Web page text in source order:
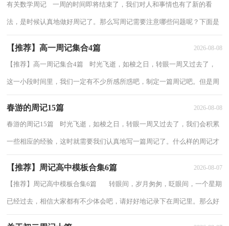
有关数学周记 一周的时间即将结束了，我们对人和事情也有了新的看
法，是时候认真地做好周记了。那么写周记需要注意哪些问题呢？下面是
【推荐】高一周记集合4篇 2026-08-08
【推荐】高一周记集合4篇 时光飞逝，如梭之日，转眼一周又过去了，
这一小段时间里，我们一定有不少所感所惑吧，制定一篇周记吧。但是周
春游的周记15篇 2026-08-08
春游的周记15篇 时光飞逝，如梭之日，转眼一周又过去了，我们会积累
一些相应的经验，这时就需要我们认真地写一篇周记了。什么样的周记才
【推荐】周记高中模板合集6篇 2026-08-07
【推荐】周记高中模板合集6篇 转眼间，岁月匆匆，眨眼间，一个星期
已经过去，相信大家都有不少体会吧，请好好地记录下在周记里。那么好